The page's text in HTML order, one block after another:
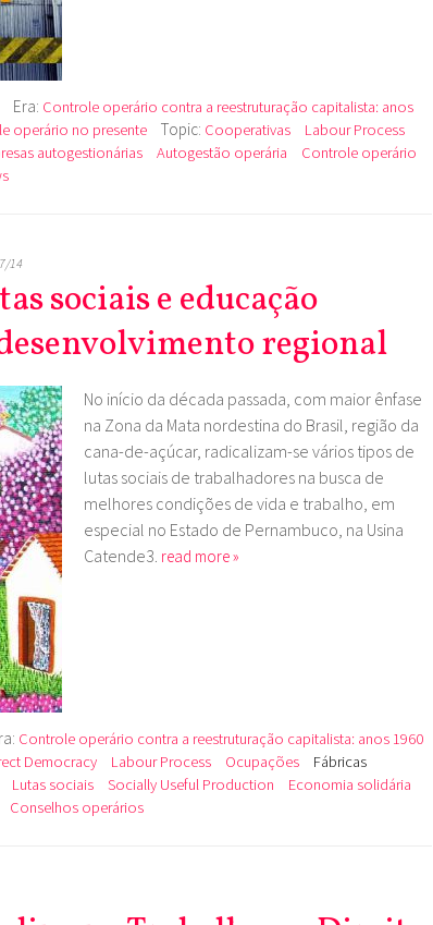
Era: Controle operário contra a reestruturação capitalista: anos
operário no presente Topic: Cooperativas
Labour Process
autogestionárias Autogestão operária
Controle operário
14
sociais e educação
regional
No início da década passada, com maior ênfase
na Zona da Mata nordestina do Brasil, região da
cana-de-açúcar, radicalizam-se vários tipos de
lutas sociais de trabalhadores na busca de
melhores condições de vida e trabalho, em
especial no Estado de Pernambuco, na Usina
Catende3. read more »
Controle operário contra a reestruturação capitalista: anos 1960
Democracy Labour Process Ocupações
Fábricas
Lutas sociais Socially Useful Production
Economia solidária
Conselhos operários